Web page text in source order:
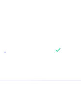
hasil pencarian